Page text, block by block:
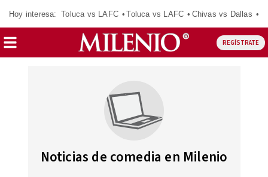
Hoy interesa: Toluca vs LAFC Toluca vs LAFC Chivas vs Dallas
REGÍSTRATE
Noticias de comedia en Milenio